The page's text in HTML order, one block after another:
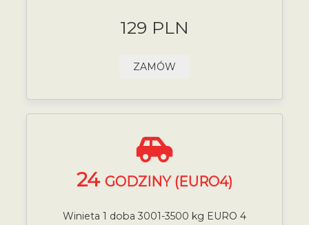
129 PLN
ZAMÓW
24 GODZINY (EURO4)
Winieta 1 doba 3001-3500 kg EURO 4